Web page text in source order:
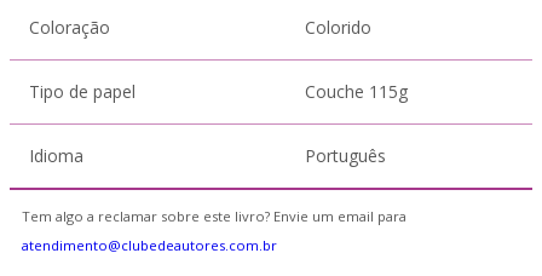
Coloração Colorido
Tipo de papel Couche 115g
Idioma Português
Tem algo a reclamar sobre este livro? Envie um email para
atendimento@clubedeautores.com.br